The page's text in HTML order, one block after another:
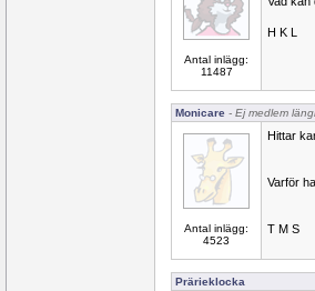
Antal inlägg:
11487
H K L
Monicare - Ej medlem
Antal inlägg:
4523
Hittar
Varför
T M S
Prärieklocka